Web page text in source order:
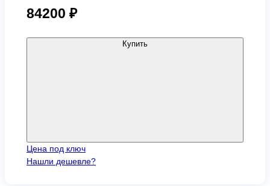
84200 ₽
Купить
Цена под ключ
Нашли дешевле?